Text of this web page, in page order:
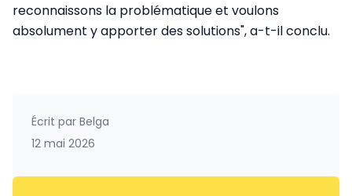
reconnaissons la problématique et voulons
absolument y apporter des solutions", a-t-il conclu.
Écrit par Belga
12 mai 2026